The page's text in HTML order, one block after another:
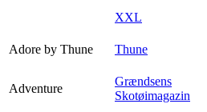
XXL
Adore by Thune
Thune
Adventure
Grændsens
Skotøimagazin